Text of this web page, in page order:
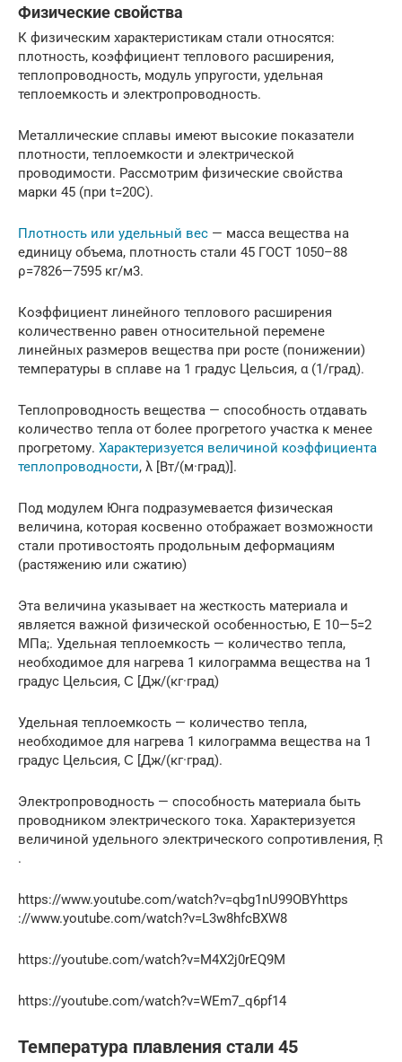
Физические свойства
К физическим характеристикам стали относятся:
плотность, коэффициент теплового расширения,
теплопроводность, модуль упругости, удельная
теплоемкость и электропроводность.
Металлические сплавы имеют высокие показатели
плотности, теплоемкости и электрической
проводимости. Рассмотрим физические свойства
марки 45 (при t=20C).
Плотность или удельный вес — масса вещества на
единицу объема, плотность стали 45 ГОСТ 1050–88
ρ=7826—7595 кг/м3.
Коэффициент линейного теплового расширения
количественно равен относительной перемене
линейных размеров вещества при росте (понижении)
температуры в сплаве на 1 градус Цельсия, α (1/град).
Теплопроводность вещества — способность отдавать
количество тепла от более прогретого участка к менее
прогретому. Характеризуется величиной коэффициента
теплопроводности, λ [Вт/(м·град)].
Под модулем Юнга подразумевается физическая
величина, которая косвенно отображает возможности
стали противостоять продольным деформациям
(растяжению или сжатию)
Эта величина указывает на жесткость материала и
является важной физической особенностью, E 10—5=2
МПа;. Удельная теплоемкость — количество тепла,
необходимое для нагрева 1 килограмма вещества на 1
градус Цельсия, Ϲ [Дж/(кг·град)
Удельная теплоемкость — количество тепла,
необходимое для нагрева 1 килограмма вещества на 1
градус Цельсия, Ϲ [Дж/(кг·град).
Электропроводность — способность материала быть
проводником электрического тока. Характеризуется
величиной удельного электрического сопротивления, Ṛ
.
https://www.youtube.com/watch?v=qbg1nU99OBYhttps
://www.youtube.com/watch?v=L3w8hfcBXW8
https://youtube.com/watch?v=M4X2j0rEQ9M
https://youtube.com/watch?v=WEm7_q6pf14
Температура плавления стали 45